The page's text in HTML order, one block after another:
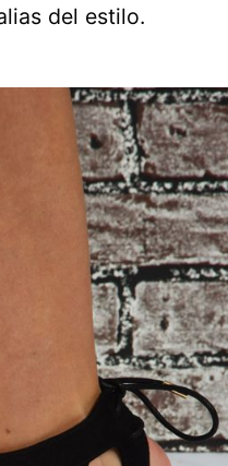
del estilo.